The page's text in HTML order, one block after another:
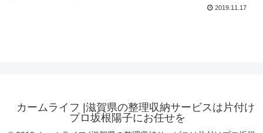
2019.11.17
カームライフ |滋賀県の整理収納サービスは片付け
プロ坂根陽子にお任せを